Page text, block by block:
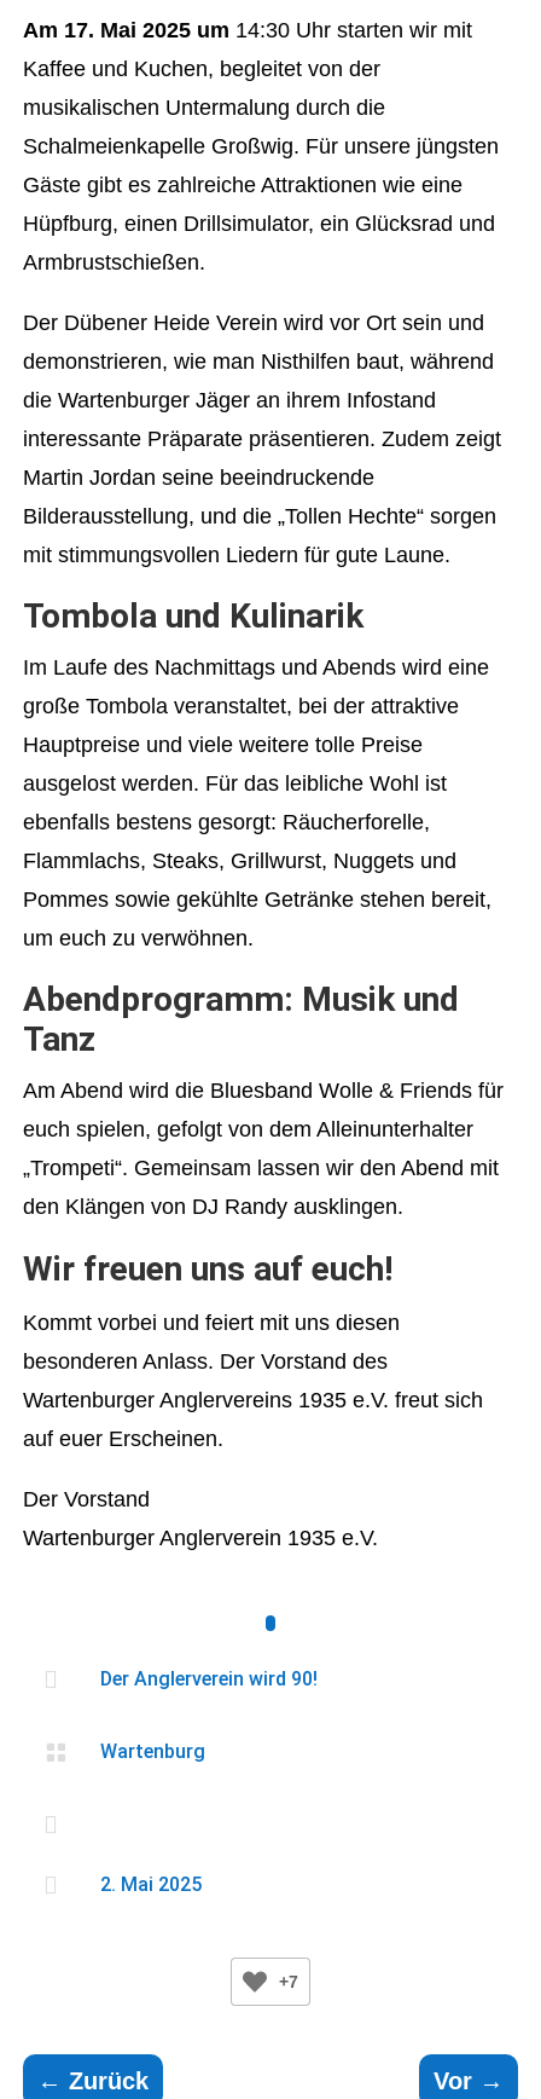
Am 17. Mai 2025 um 14:30 Uhr starten wir mit
Kaffee und Kuchen, begleitet von der
musikalischen Untermalung durch die
Schalmeienkapelle Großwig. Für unsere jüngsten
Gäste gibt es zahlreiche Attraktionen wie eine
Hüpfburg, einen Drillsimulator, ein Glücksrad und
Armbrustschießen.
Der Dübener Heide Verein wird vor Ort sein und
demonstrieren, wie man Nisthilfen baut, während
die Wartenburger Jäger an ihrem Infostand
interessante Präparate präsentieren. Zudem zeigt
Martin Jordan seine beeindruckende
Bilderausstellung, und die „Tollen Hechte“ sorgen
mit stimmungsvollen Liedern für gute Laune.
Tombola und Kulinarik
Im Laufe des Nachmittags und Abends wird eine
große Tombola veranstaltet, bei der attraktive
Hauptpreise und viele weitere tolle Preise
ausgelost werden. Für das leibliche Wohl ist
ebenfalls bestens gesorgt: Räucherforelle,
Flammlachs, Steaks, Grillwurst, Nuggets und
Pommes sowie gekühlte Getränke stehen bereit,
um euch zu verwöhnen.
Abendprogramm: Musik und
Tanz
Am Abend wird die Bluesband Wolle & Friends für
euch spielen, gefolgt von dem Alleinunterhalter
„Trompeti“. Gemeinsam lassen wir den Abend mit
den Klängen von DJ Randy ausklingen.
Wir freuen uns auf euch!
Kommt vorbei und feiert mit uns diesen
besonderen Anlass. Der Vorstand des
Wartenburger Anglervereins 1935 e.V. freut sich
auf euer Erscheinen.
Der Vorstand
Wartenburger Anglerverein 1935 e.V.
 Der Anglerverein wird 90!
 Wartenburg

 2. Mai 2025
+7
←Zurück Vor→